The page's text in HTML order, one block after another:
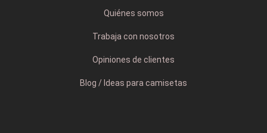
Quiénes somos
Trabaja con nosotros
Opiniones de clientes
Blog / Ideas para camisetas